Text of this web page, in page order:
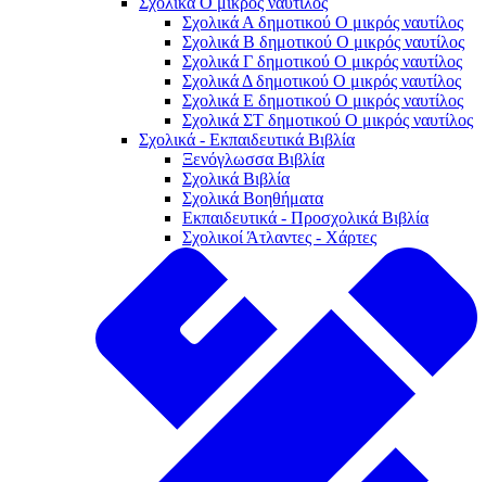
Σχολικά Α δημοτικού Ο μικρός ναυτίλος
Σχολικά Β δημοτικού Ο μικρός ναυτίλος
Σχολικά Γ δημοτικού Ο μικρός ναυτίλος
Σχολικά Δ δημοτικού Ο μικρός ναυτίλος
Σχολικά Ε δημοτικού Ο μικρός ναυτίλος
Σχολικά ΣΤ δημοτικού Ο μικρός ναυτίλος
Σχολικά - Εκπαιδευτικά Βιβλία
Ξενόγλωσσα Βιβλία
Σχολικά Βιβλία
Σχολικά Βοηθήματα
Εκπαιδευτικά - Προσχολικά Βιβλία
Σχολικοί Άτλαντες - Χάρτες
Σχολικά
Ενθύμια